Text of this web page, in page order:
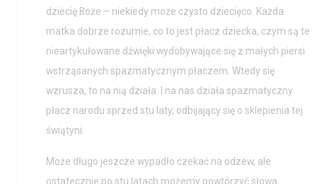
dziecię Boże – niekiedy może czysto dziecięco. Każda
matka dobrze rozumie, co to jest płacz dziecka, czym są te
nieartykułowane dźwięki wydobywające się z małych piersi
wstrząsanych spazmatycznym płaczem. Wtedy się
wzrusza, to na nią działa. I na nas działa spazmatyczny
płacz narodu sprzed stu laty, odbijający się o sklepienia tej
świątyni.
Może długo jeszcze wypadło czekać na odzew, ale
ostatecznie po stu latach możemy powtórzyć słowa